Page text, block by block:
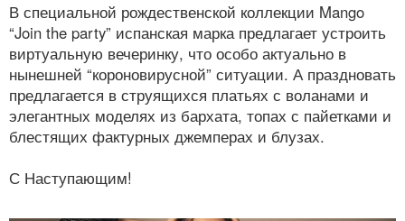
В специальной рождественской коллекции Mango
“Join the party” испанская марка предлагает устроить
виртуальную вечеринку, что особо актуально в
нынешней “короновирусной” ситуации. А праздновать
предлагается в струящихся платьях с воланами и
элегантных моделях из бархата, топах с пайетками и
блестящих фактурных джемперах и блузах.
С Наступающим!